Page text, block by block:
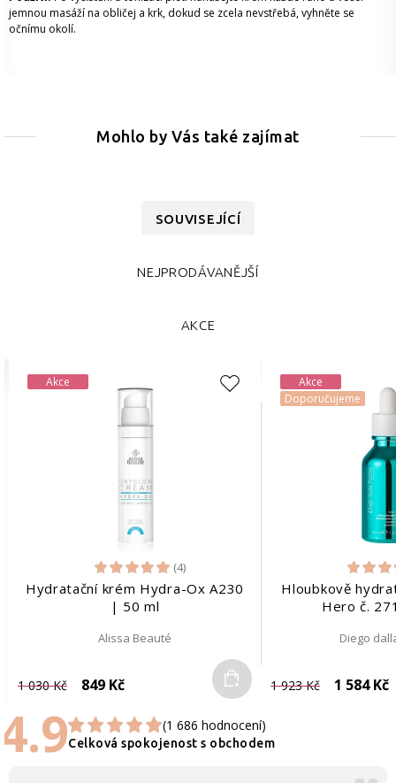
jemnou masáží na obličej a krk, dokud se zcela nevstřebá, vyhněte se
očnímu okolí.
Mohlo by Vás také zajímat
SOUVISEJÍCÍ
NEJPRODÁVANĚJŠÍ
AKCE
Akce
(4)
Hydratační krém Hydra-Ox A230
| 50 ml
Alissa Beauté
1 030 Kč 849 Kč Do košíku
Akce
Doporučujeme
Hloubkově
Hero č.
Diego
1 923 Kč 1 584 Kč
4.9 (1 686 hodnocení)
Celková spokojenost s obchodem